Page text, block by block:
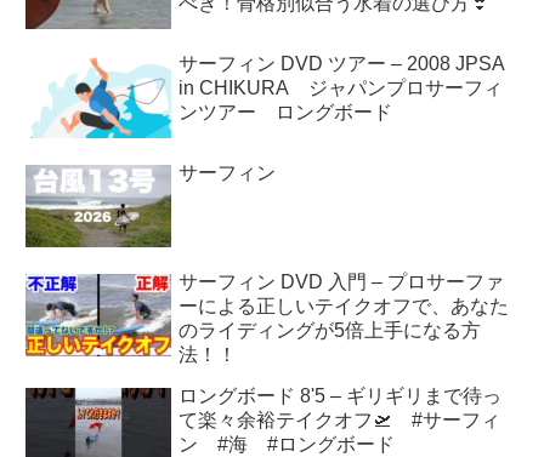
サーフィン DVD ツアー – 2008 JPSA
in CHIKURA ジャパンプロサーフィ
ンツアー ロングボード
サーフィン
サーフィン DVD 入門 – プロサーファ
ーによる正しいテイクオフで、あなた
のライディングが5倍上手になる方
法！！
ロングボード 8'5 – ギリギリまで待っ
て楽々余裕テイクオフ🛫 #サーフィ
ン #海 #ロングボード